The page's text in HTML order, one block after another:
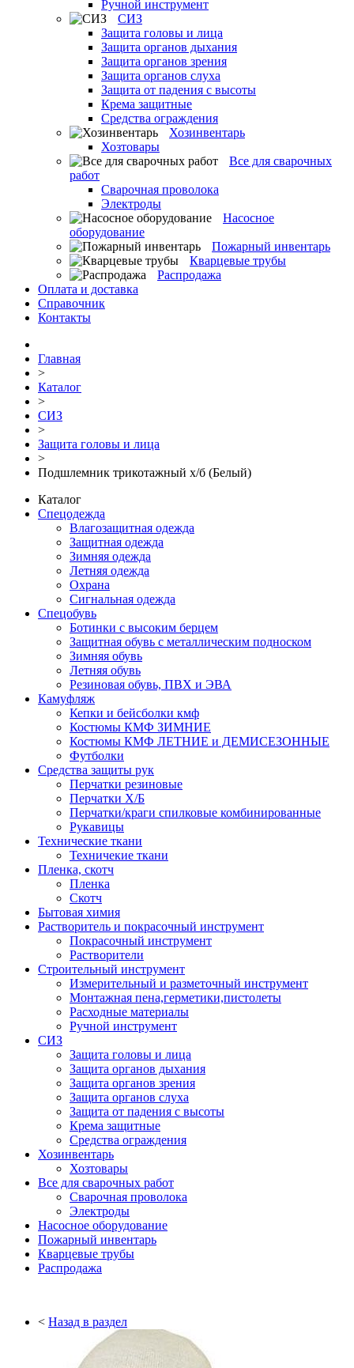
Ручной инструмент
СИЗ
Защита головы и лица
Защита органов дыхания
Защита органов зрения
Защита органов слуха
Защита от падения с высоты
Крема защитные
Средства ограждения
Хозинвентарь
Хозтовары
Все для сварочных
работ
Сварочная проволока
Электроды
Насосное
оборудование
Пожарный инвентарь
Кварцевые трубы
Распродажа
Оплата и доставка
Справочник
Контакты
Главная
>
Каталог
>
СИЗ
>
Защита головы и лица
>
Подшлемник трикотажный х/б (Белый)
Каталог
Спецодежда
Влагозащитная одежда
Защитная одежда
Зимняя одежда
Летняя одежда
Охрана
Сигнальная одежда
Спецобувь
Ботинки с высоким берцем
Защитная обувь с металлическим подноском
Зимняя обувь
Летняя обувь
Резиновая обувь, ПВХ и ЭВА
Камуфляж
Кепки и бейсболки кмф
Костюмы КМФ ЗИМНИЕ
Костюмы КМФ ЛЕТНИЕ и ДЕМИСЕЗОННЫЕ
Футболки
Средства защиты рук
Перчатки резиновые
Перчатки Х/Б
Перчатки/краги спилковые комбинированные
Рукавицы
Технические ткани
Техничекие ткани
Пленка, скотч
Пленка
Скотч
Бытовая химия
Растворитель и покрасочный инструмент
Покрасочный инструмент
Растворители
Строительный инструмент
Измерительный и разметочный инструмент
Монтажная пена,герметики,пистолеты
Расходные материалы
Ручной инструмент
СИЗ
Защита головы и лица
Защита органов дыхания
Защита органов зрения
Защита органов слуха
Защита от падения с высоты
Крема защитные
Средства ограждения
Хозинвентарь
Хозтовары
Все для сварочных работ
Сварочная проволока
Электроды
Насосное оборудование
Пожарный инвентарь
Кварцевые трубы
Распродажа
< Назад в раздел